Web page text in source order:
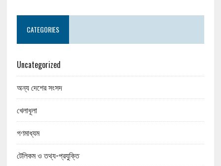
CATEGORIES
Uncategorized
অন্য দেশের সংসদ
খেলাধূলা
গণমাধ্যম
টেলিকম ও তথ্য-প্রযুক্তি